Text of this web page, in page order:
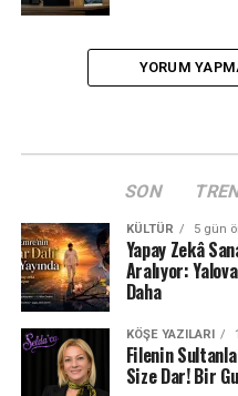
YORUM
SON
KÜLTÜR 5 gün
Yapay Zekâ
Aralıyor:
Daha
KÖŞE YAZILARI
Filenin
Size Dar! Bir